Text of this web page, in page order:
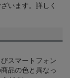
います。詳しく
スマートフォン
品の色と異なっ